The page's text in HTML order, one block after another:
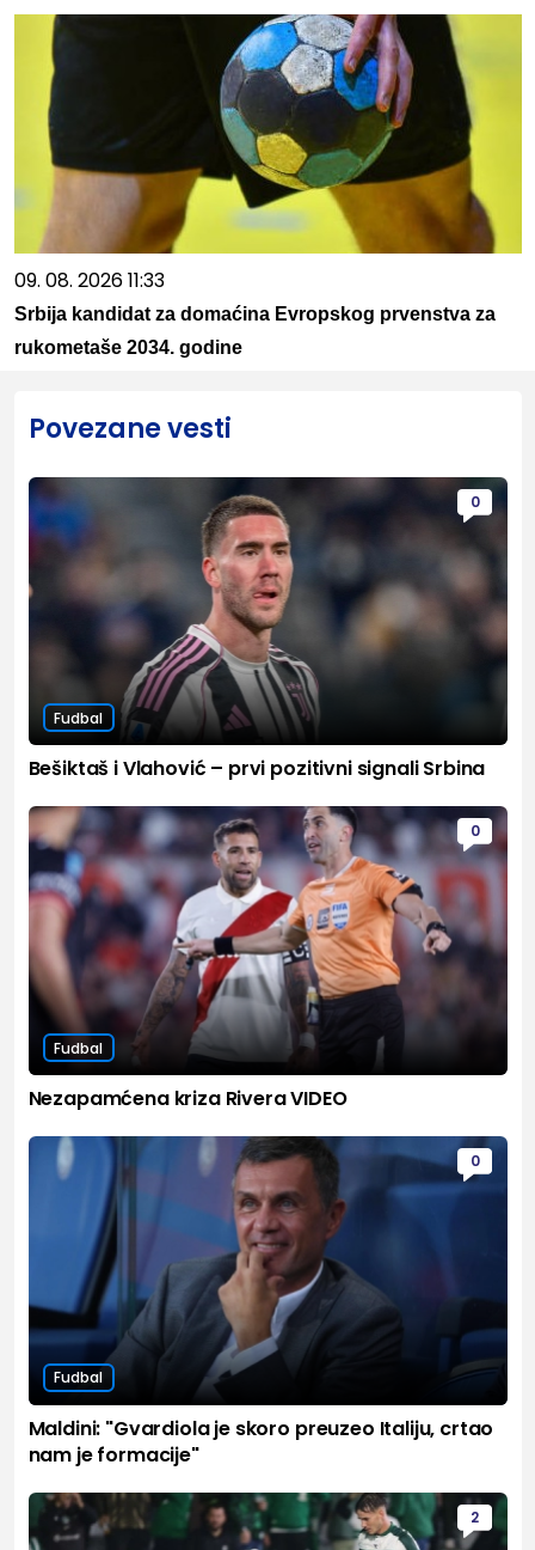
09. 08. 2026 11:33
Srbija kandidat za domaćina Evropskog prvenstva za
rukometaše 2034. godine
Povezane vesti
0
Fudbal
Bešiktaš i Vlahović – prvi pozitivni signali Srbina
0
Fudbal
Nezapamćena kriza Rivera VIDEO
0
Fudbal
Maldini: "Gvardiola je skoro preuzeo Italiju, crtao
nam je formacije"
2